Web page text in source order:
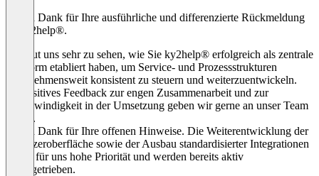
Vielen Dank für Ihre ausführliche und differenzierte Rückmeldung
zu ky2help®.
Es freut uns sehr zu sehen, wie Sie ky2help® erfolgreich als zentrale
Plattform etabliert haben, um Service- und Prozessstrukturen
unternehmensweit konsistent zu steuern und weiterzuentwickeln.
Ihr positives Feedback zur engen Zusammenarbeit und zur
Geschwindigkeit in der Umsetzung geben wir gerne an unser Team
weiter.
Vielen Dank für Ihre offenen Hinweise. Die Weiterentwicklung der
Benutzeroberfläche sowie der Ausbau standardisierter Integrationen
haben für uns hohe Priorität und werden bereits aktiv
vorangetrieben.